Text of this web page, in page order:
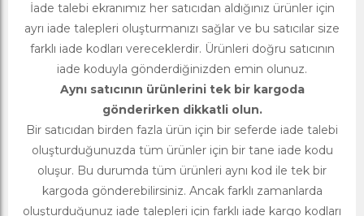
İade talebi ekranımız her satıcıdan aldığınız ürünler için
ayrı iade talepleri oluşturmanızı sağlar ve bu satıcılar size
farklı iade kodları vereceklerdir. Ürünleri doğru satıcının
iade koduyla gönderdiğinizden emin olunuz.
Aynı satıcının ürünlerini tek bir kargoda
gönderirken dikkatli olun.
Bir satıcıdan birden fazla ürün için bir seferde iade talebi
oluşturduğunuzda tüm ürünler için bir tane iade kodu
oluşur. Bu durumda tüm ürünleri aynı kod ile tek bir
kargoda gönderebilirsiniz. Ancak farklı zamanlarda
oluşturduğunuz iade talepleri için farklı iade kargo kodları